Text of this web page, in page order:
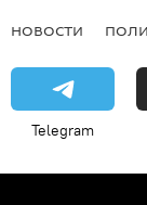
НОВОСТИ
Telegram